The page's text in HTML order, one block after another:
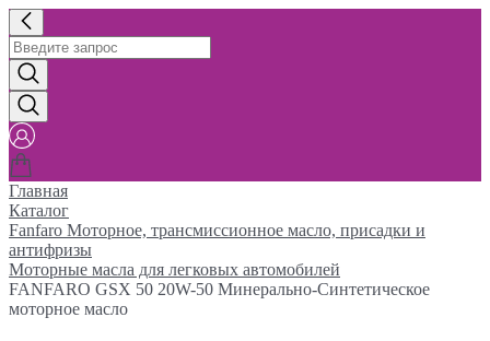
Главная
Каталог
Fanfaro Моторное, трансмиссионное масло, присадки и
антифризы
Моторные масла для легковых автомобилей
FANFARO GSX 50 20W-50 Минерально-Синтетическое
моторное масло